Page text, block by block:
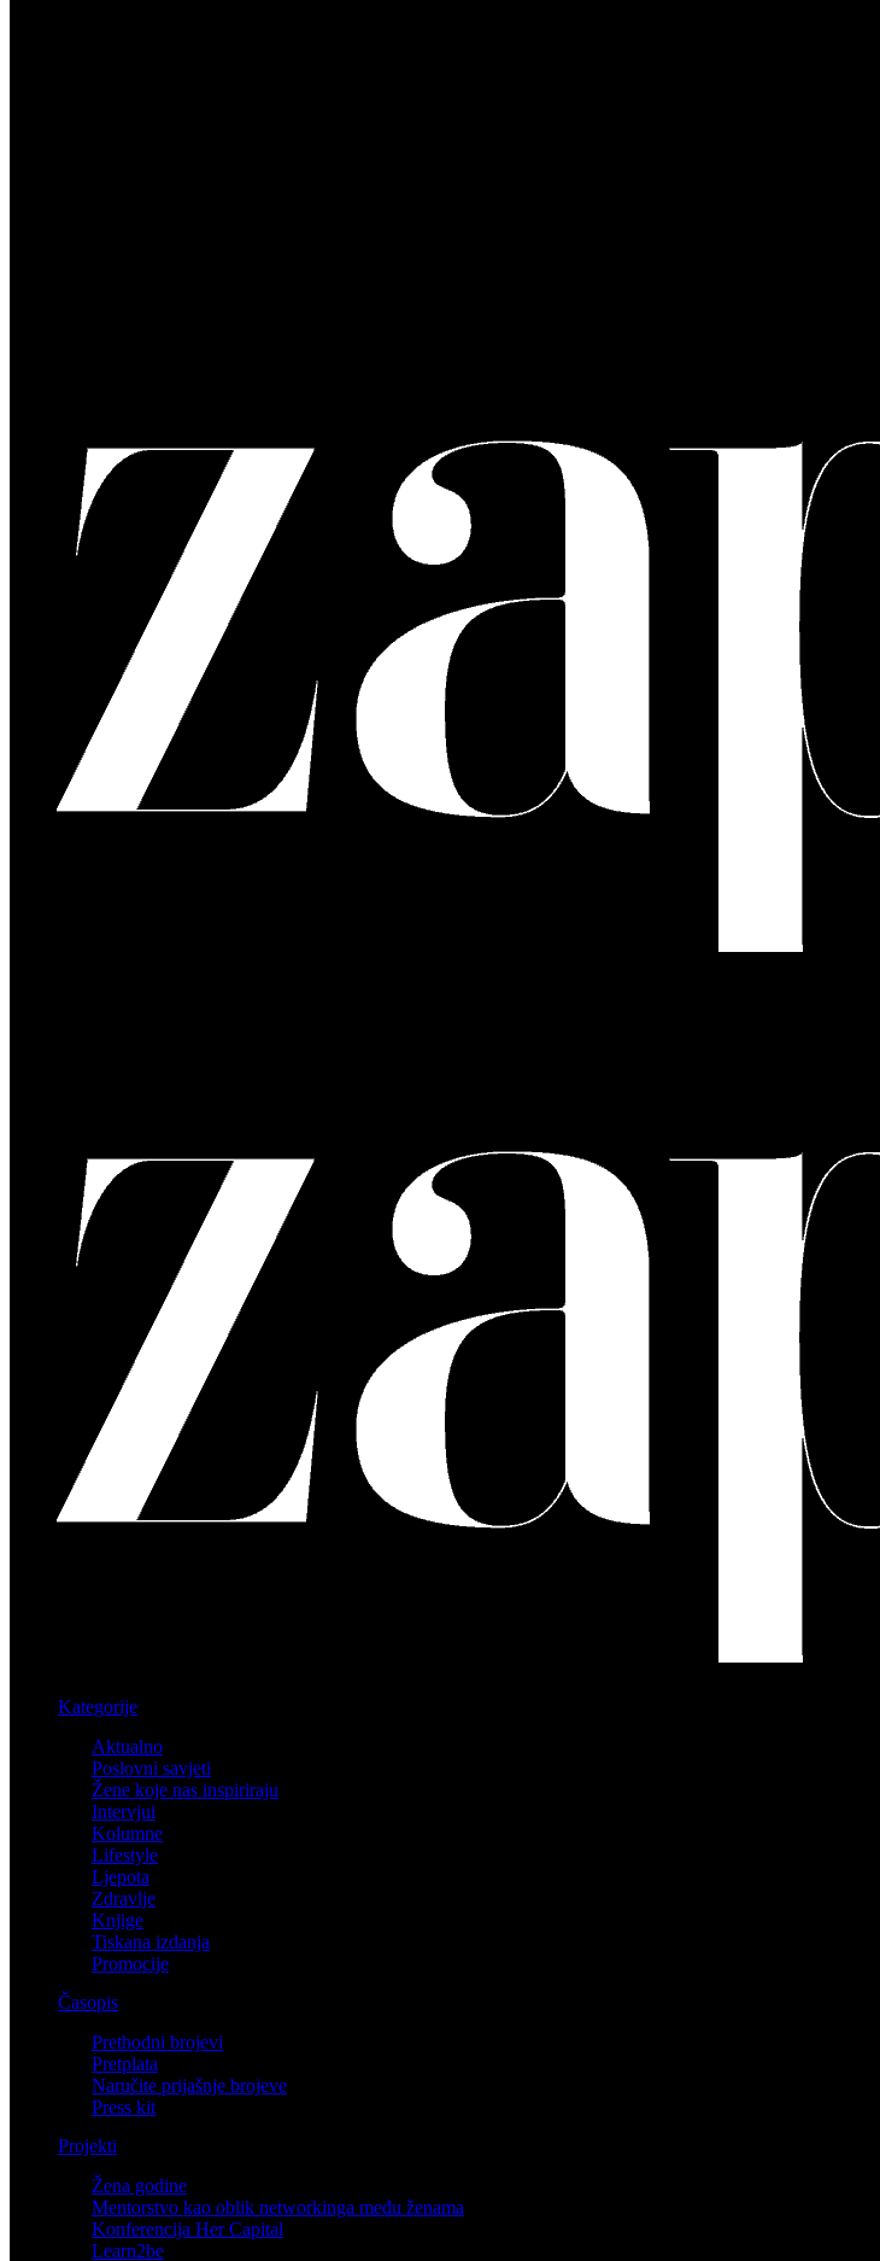
Kategorije
Aktualno
Poslovni savjeti
Žene koje nas inspiriraju
Intervjui
Kolumne
Lifestyle
Ljepota
Zdravlje
Knjige
Tiskana izdanja
Promocije
Časopis
Prethodni brojevi
Pretplata
Naručite prijašnje brojeve
Press kit
Projekti
Žena godine
Mentorstvo kao oblik networkinga među ženama
Konferencija Her Capital
Learn2be